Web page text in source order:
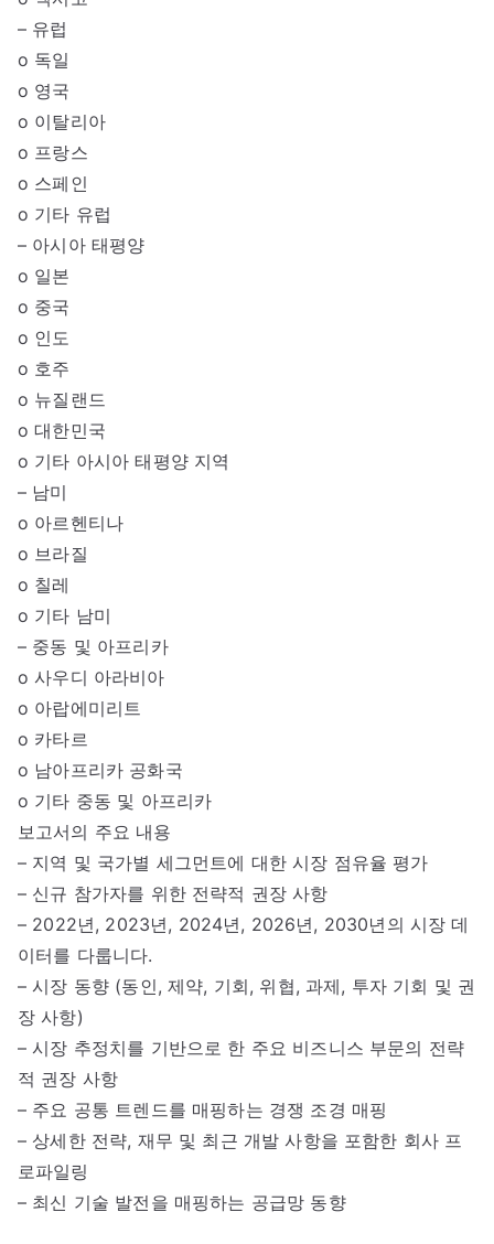
– 유럽
o 독일
o 영국
o 이탈리아
o 프랑스
o 스페인
o 기타 유럽
– 아시아 태평양
o 일본
o 중국
o 인도
o 호주
o 뉴질랜드
o 대한민국
o 기타 아시아 태평양 지역
– 남미
o 아르헨티나
o 브라질
o 칠레
o 기타 남미
– 중동 및 아프리카
o 사우디 아라비아
o 아랍에미리트
o 카타르
o 남아프리카 공화국
o 기타 중동 및 아프리카
보고서의 주요 내용
– 지역 및 국가별 세그먼트에 대한 시장 점유율 평가
– 신규 참가자를 위한 전략적 권장 사항
– 2022년, 2023년, 2024년, 2026년, 2030년의 시장 데
이터를 다룹니다.
– 시장 동향 (동인, 제약, 기회, 위협, 과제, 투자 기회 및 권
장 사항)
– 시장 추정치를 기반으로 한 주요 비즈니스 부문의 전략
적 권장 사항
– 주요 공통 트렌드를 매핑하는 경쟁 조경 매핑
– 상세한 전략, 재무 및 최근 개발 사항을 포함한 회사 프
로파일링
– 최신 기술 발전을 매핑하는 공급망 동향